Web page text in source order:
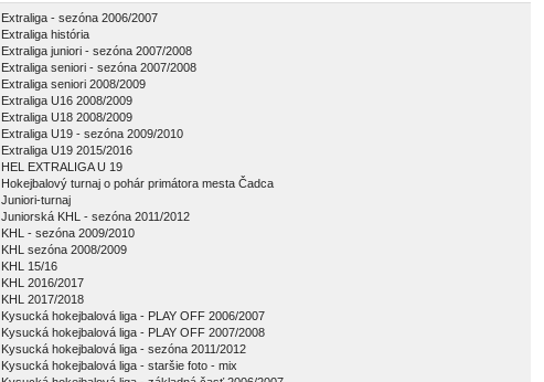
Extraliga - sezóna 2006/2007
Extraliga história
Extraliga juniori - sezóna 2007/2008
Extraliga seniori - sezóna 2007/2008
Extraliga seniori 2008/2009
Extraliga U16 2008/2009
Extraliga U18 2008/2009
Extraliga U19 - sezóna 2009/2010
Extraliga U19 2015/2016
HEL EXTRALIGA U 19
Hokejbalový turnaj o pohár primátora mesta Čadca
Juniori-turnaj
Juniorská KHL - sezóna 2011/2012
KHL - sezóna 2009/2010
KHL sezóna 2008/2009
KHL 15/16
KHL 2016/2017
KHL 2017/2018
Kysucká hokejbalová liga - PLAY OFF 2006/2007
Kysucká hokejbalová liga - PLAY OFF 2007/2008
Kysucká hokejbalová liga - sezóna 2011/2012
Kysucká hokejbalová liga - staršie foto - mix